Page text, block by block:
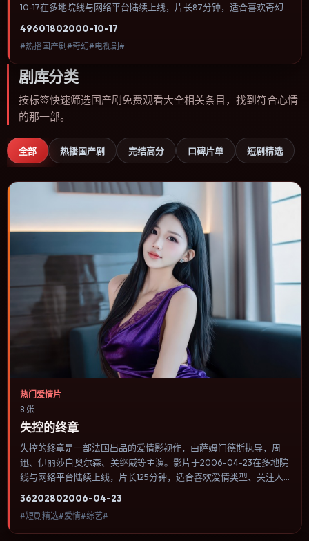
10-17在多地院线与网络平台陆续上线，片长87分钟，适合喜欢奇幻
情节推进，节奏与视听语言统一，可作为休闲观影或类型片补片的选
择。
49601802000-10-17
#热播国产剧#奇幻#电视剧#
剧库分类
按标签快速筛选国产剧免费观看大全相关条目，找到符合心情
的那一部。
全部 热播国产剧 完结高分 口碑片单 短剧精选
热门爱情片
8 张
失控的终章
失控的终章是一部法国出品的爱情影视作，由萨姆·门德斯执导，周
迅、伊丽莎白·奥尔森、关继威等主演。影片于2006-04-23在多地院
线与网络平台陆续上线，片长125分钟，适合喜欢爱情类型、关注人
奏与视听语言统一，可作为休闲观影或类型片补片的选择。
36202802006-04-23
#短剧精选#爱情#综艺#